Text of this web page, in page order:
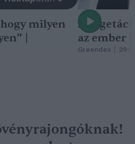
milyen
|
A
az ember
Greendex